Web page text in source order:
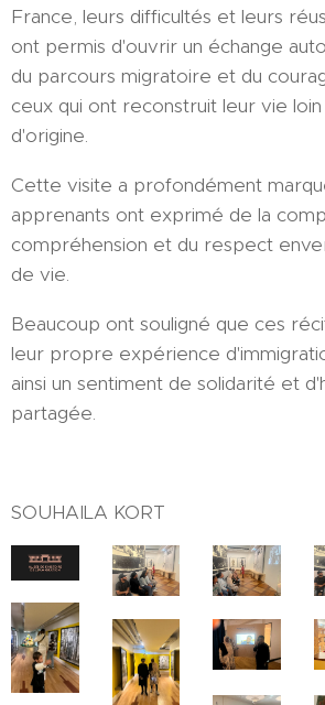
France, leurs difficultés et leurs
ont permis d'ouvrir un échange
du parcours migratoire et du
ceux qui ont reconstruit leur vie
d'origine.
Cette visite a profondément
apprenants ont exprimé de la
compréhension et du respect
de vie.
Beaucoup ont souligné que ces
leur propre expérience
ainsi un sentiment de solidarité et
partagée.
SOUHAILA KORT